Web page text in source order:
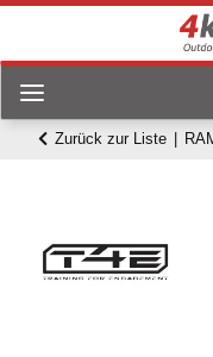
Zurück zur Liste